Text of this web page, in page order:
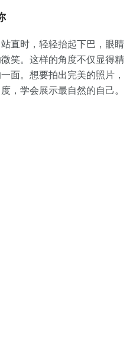
直时，轻轻抬起下巴，眼睛
笑。这样的角度不仅显得精
面。想要拍出完美的照片，
，学会展示最自然的自己。